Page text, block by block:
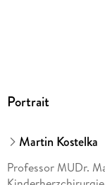
Portrait
Martin Kostelka
Professor MUDr.